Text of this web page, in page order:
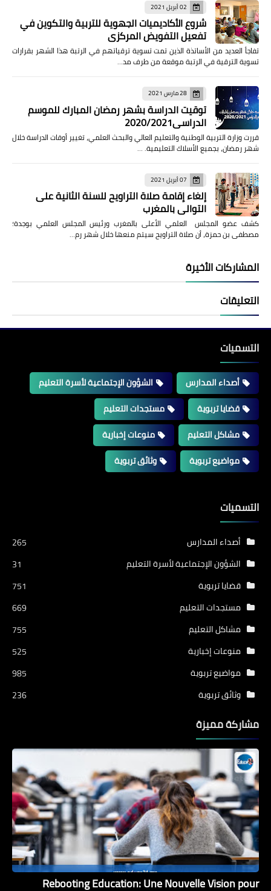
02 أبريل 2021
شروع الأكاديميات الجهوية للتربية والتكوين في
تفعيل التفويض المركزي
تفاجأ العديد من الأساتذة الذين تمت تسوية ترقياتهم في الرتبة هذا الشهر بقرارات
تسوية الترقية في الرتبة موقعة من طرف مد…
28 مارس 2021
توقيت الدراسة بشهر رمضان المبارك للموسم
الدراسي2020/2021
قررت وزارة التربية الوطنية والتعليم العالي والبحث العلمي، تغيير أوقات الدراسة خلال
شهر رمضان، بجميع الأسلاك التعليمية. …
07 أبريل 2021
إلغاء إقامة صلاة التراويح للسنة الثانية على
التوالي بالمغرب
كشف عضو المجلس العلمي الأعلى بالمغرب ورئيس المجلس العلمي بوجدة؛
مصطفى بن حمزة، أن صلاة التراويح سيتم منعها خلال شهر رم…
المشاركات الأخيرة
التعليقات
التسميات
أصداء المدارس
الشؤون الإجتماعية لأسرة التعليم
قضايا تربوية
مستجدات التعليم
مشاكل التعليم
منوعات إخبارية
مواضيع تربوية
وثائق تربوية
التسميات
أصداء المدارس
265
الشؤون الإجتماعية لأسرة التعليم
31
قضايا تربوية
751
مستجدات التعليم
669
مشاكل التعليم
755
منوعات إخبارية
525
مواضيع تربوية
985
وثائق تربوية
236
مشاركة مميزة
Rebooting Education: Une Nouvelle Vision pour